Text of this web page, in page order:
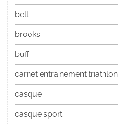
bell
brooks
buff
carnet entrainement triathlon
casque
casque sport